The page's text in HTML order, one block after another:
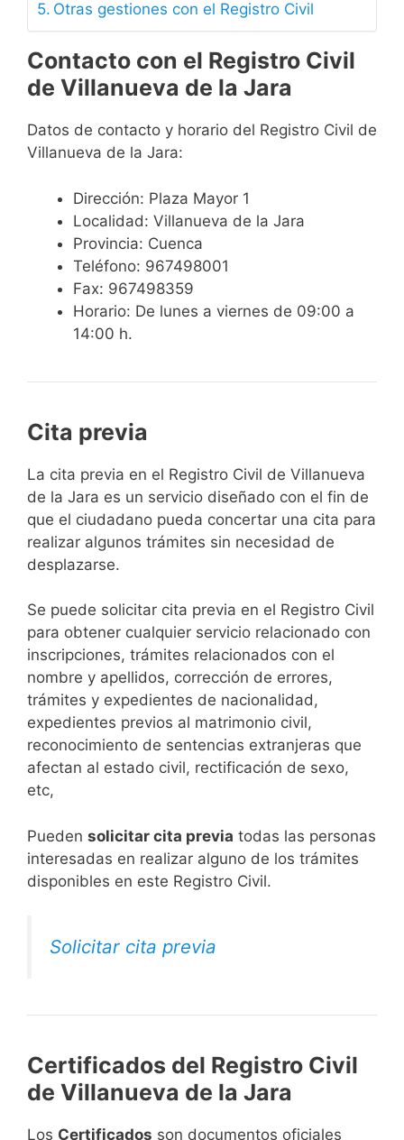
Otras gestiones con el Registro Civil
Contacto con el Registro Civil
de Villanueva de la Jara
Datos de contacto y horario del Registro Civil de
Villanueva de la Jara:
Dirección: Plaza Mayor 1
Localidad: Villanueva de la Jara
Provincia: Cuenca
Teléfono: 967498001
Fax: 967498359
Horario: De lunes a viernes de 09:00 a
14:00 h.
Cita previa
​​​​​​​​​​​​​​​​​​​​​​​​​​​​La cita previa en el Registro Civil de Villanueva
de la Jara es un servicio diseñado con el fin de
que el ciudadano pueda concertar una cita para
realizar algunos trámites sin necesidad de
desplazarse.​
Se puede solicitar cita previa en el Registro Civil
para obtener cualquier servicio relacionado con
inscripciones, trámites relacionados con el
nombre y apellidos, corrección de errores,
trámites y expedientes de nacionalidad,
expedientes previos al matrimonio civil,
reconocimiento de sentencias extranjeras que
afectan al estado civil, rectificación de sexo,
etc,
​Pueden solicitar cita previa todas las personas
interesadas en realizar alguno de los trámites
disponibles en este Registro Civil.​
Solicitar cita previa
Certificados del Registro Civil
de Villanueva de la Jara
Los Certificados son documentos oficiales